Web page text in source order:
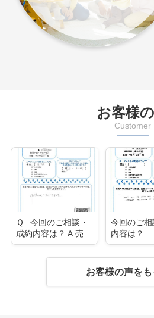
お客様
Customer
Ｑ. 今回のご相談・
成約内容は？ A.売却
→中古戸建 Ｑ. エ
今回のご
内容は？
中古戸建 ■エージェ
ントの対...
お客様の声を